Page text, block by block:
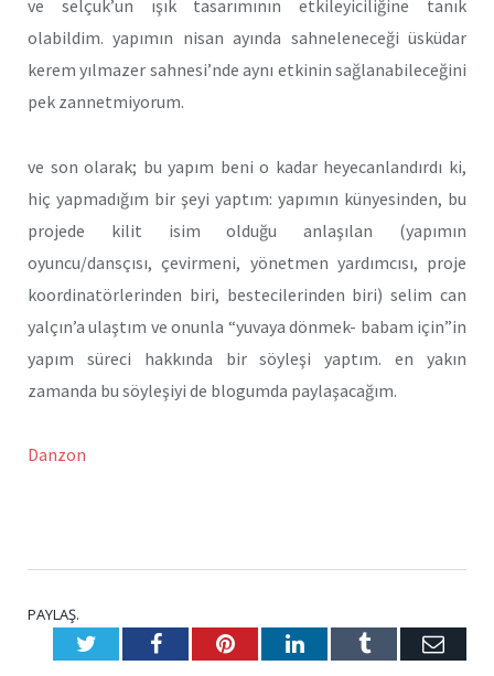
ve selçuk’un ışık tasarımının etkileyiciliğine tanık
olabildim. yapımın nisan ayında sahneleneceği üsküdar
kerem yılmazer sahnesi’nde aynı etkinin sağlanabileceğini
pek zannetmiyorum.
ve son olarak; bu yapım beni o kadar heyecanlandırdı ki,
hiç yapmadığım bir şeyi yaptım: yapımın künyesinden, bu
projede kilit isim olduğu anlaşılan (yapımın
oyuncu/dansçısı, çevirmeni, yönetmen yardımcısı, proje
koordinatörlerinden biri, bestecilerinden biri) selim can
yalçın’a ulaştım ve onunla “yuvaya dönmek- babam için”in
yapım süreci hakkında bir söyleşi yaptım. en yakın
zamanda bu söyleşiyi de blogumda paylaşacağım.
Danzon
PAYLAŞ.
TwitterFacebookPinterestLinkedInTumblr E-